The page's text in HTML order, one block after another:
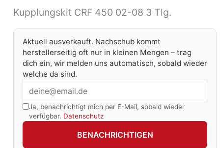
Kupplungskit CRF 450 02-08 3 Tlg.
Aktuell ausverkauft. Nachschub kommt
herstellerseitig oft nur in kleinen Mengen – trag
dich ein, wir melden uns automatisch, sobald wieder
welche da sind.
Ja, benachrichtigt mich per E-Mail, sobald wieder
verfügbar. Datenschutz
BENACHRICHTIGEN